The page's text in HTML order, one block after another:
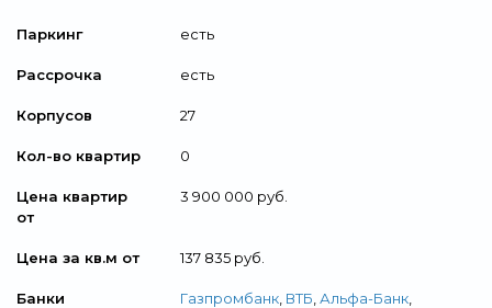
Паркинг есть
Рассрочка есть
Корпусов 27
Кол-во квартир 0
Цена квартир
от
3 900 000 руб.
Цена за кв.м от 137 835 руб.
Банки Газпромбанк ВТБ ,Альфа-Банк